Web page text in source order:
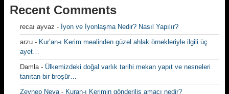
Recent Comments
recaı ayvaz - İyon ve İyonlaşma Nedir? Nasıl Yapılır?
arzu - Kur’an-ı Kerim mealinden güzel ahlak örnekleriyle ilgili üç
ayet…
Damla- Ülkemizdeki doğal varlık tarihi mekan yapıt ve nesneleri
tanıtan bir broşür…
Zeynep Neva- Kuran-ı Kerimin gönderiliş amacı nedir?